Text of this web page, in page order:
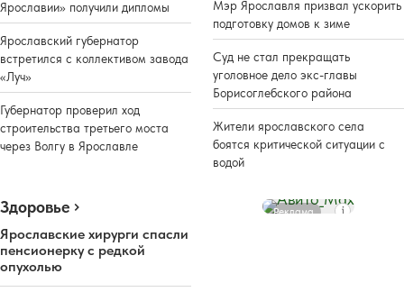
Ярославии» получили дипломы
Ярославский губернатор
встретился с коллективом завода
«Луч»
Губернатор проверил ход
строительства третьего моста
через Волгу в Ярославле
Мэр Ярославля призвал ускорить
подготовку домов к зиме
Суд не стал прекращать
уголовное дело экс-главы
Борисоглебского района
Жители ярославского села
боятся критической ситуации с
водой
Здоровье
Ярославские хирурги спасли
пенсионерку с редкой
опухолью
Реклама